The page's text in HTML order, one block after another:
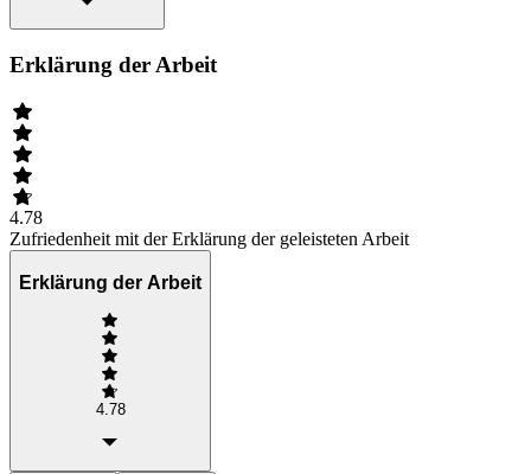
Erklärung der Arbeit
4.78
Zufriedenheit mit der Erklärung der geleisteten Arbeit
Erklärung der Arbeit
4.78